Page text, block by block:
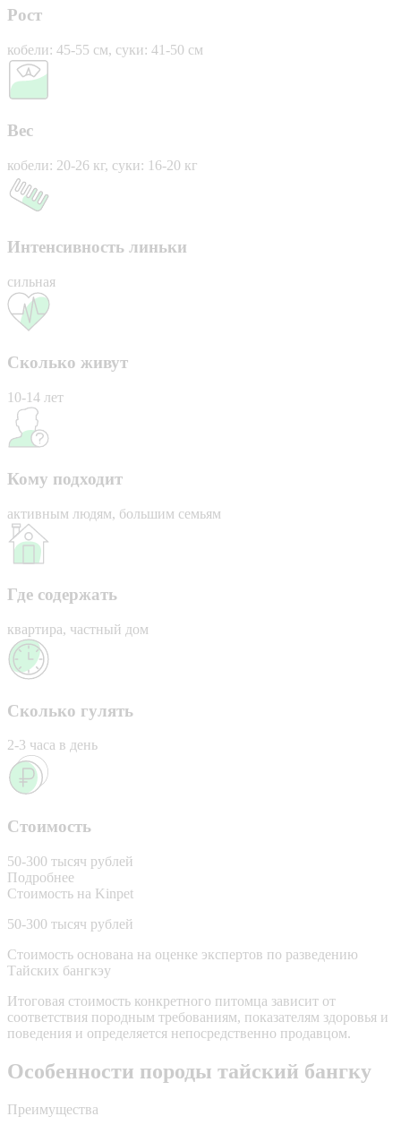
Рост
кобели: 45-55 см, суки: 41-50 см
Вес
кобели: 20-26 кг, суки: 16-20 кг
Интенсивность линьки
сильная
Сколько живут
10-14 лет
Кому подходит
активным людям, большим семьям
Где содержать
квартира, частный дом
Сколько гулять
2-3 часа в день
Стоимость
50-300 тысяч рублей
Подробнее
Стоимость на Kinpet
50-300 тысяч рублей
Стоимость основана на оценке экспертов по разведению
Тайских бангкэу
Итоговая стоимость конкретного питомца зависит от
соответствия породным требованиям, показателям здоровья и
поведения и определяется непосредственно продавцом.
Особенности породы тайский бангку
Преимущества